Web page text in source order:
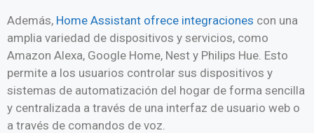
Además, Home Assistant ofrece integraciones con una
amplia variedad de dispositivos y servicios, como
Amazon Alexa, Google Home, Nest y Philips Hue. Esto
permite a los usuarios controlar sus dispositivos y
sistemas de automatización del hogar de forma sencilla
y centralizada a través de una interfaz de usuario web o
a través de comandos de voz.